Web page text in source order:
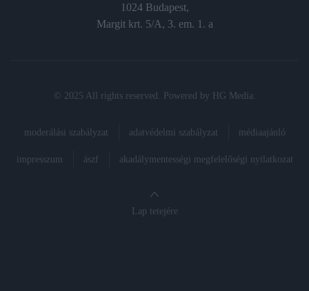
1024 Budapest,
Margit krt. 5/A, 3. em. 1. a
© 2025 All rights reserved. Powered by HG Media
moderálási szabályzat adatvédelmi szabályzat médiaajánló
impresszum ászf akadálymentességi megfelelőségi nyilatkozat
Lap tetejére